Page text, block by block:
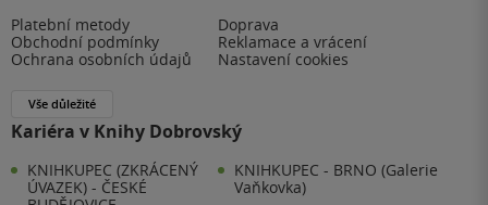
Platební metody
Doprava
Obchodní podmínky
Reklamace a vrácení
Ochrana osobních údajů
Nastavení cookies
Vše důležité
Kariéra v Knihy Dobrovský
KNIHKUPEC (ZKRÁCENÝ
ÚVAZEK) - ČESKÉ
KNIHKUPEC - BRNO (Galerie
Vaňkovka)